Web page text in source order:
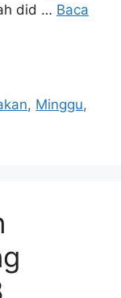
did … Baca
, Minggu,